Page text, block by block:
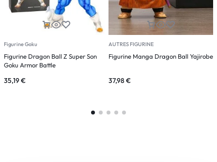
Figurine Goku
Figurine Dragon Ball Z Super Son
Goku Armor Battle
35,19€
AUTRES FIGURINE
Figurine Manga Dragon Ball Yajirobe
37,98€